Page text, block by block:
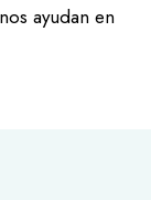
ayudan en